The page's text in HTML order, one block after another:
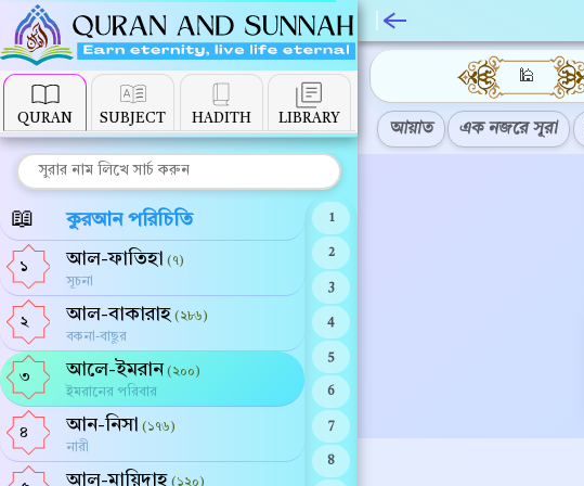
QURAN SUBJECT HADITH LIBRARY
📖 কুরআন পরিচিতি
১ আল-ফাতিহা (৭)
সূচনা
২ আল-বাকারাহ (২৮৬)
বকনা-বাছুর
৩ আলে-ইমরান (২০০)
ইমরানের পরিবার
৪ আন-নিসা (১৭৬)
নারী
আল-মায়িদাহ (১২০)
1
2
3
4
5
6
7
8
🕌
আয়াত এক নজরে সূরা